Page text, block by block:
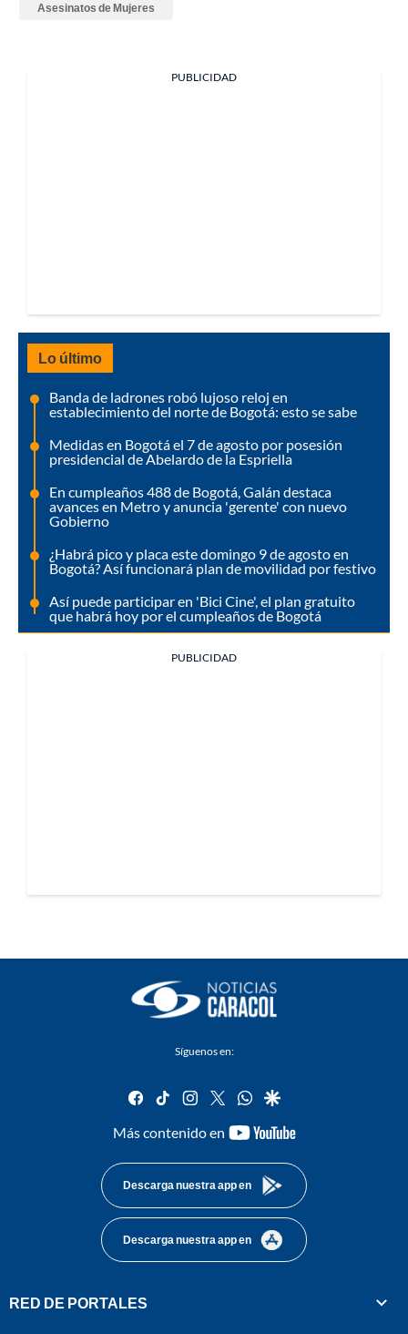
Asesinatos de Mujeres
PUBLICIDAD
Lo último
Banda de ladrones robó lujoso reloj en
establecimiento del norte de Bogotá: esto se sabe
Medidas en Bogotá el 7 de agosto por posesión
presidencial de Abelardo de la Espriella
En cumpleaños 488 de Bogotá, Galán destaca
avances en Metro y anuncia 'gerente' con nuevo
Gobierno
¿Habrá pico y placa este domingo 9 de agosto en
Bogotá? Así funcionará plan de movilidad por festivo
Así puede participar en 'Bici Cine', el plan gratuito
que habrá hoy por el cumpleaños de Bogotá
PUBLICIDAD
Síguenos en:
facebook
tiktok instagram
twitterwhatsapp
google
Más contenido en
youtube-
Descarga nuestra app en
Descarga nuestra app en
RED DE PORTALES